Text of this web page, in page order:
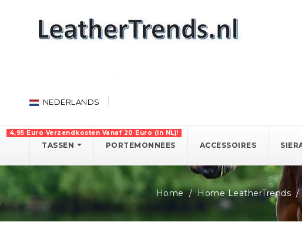
NEDERLANDS
TASSEN PORTEMONNEES
4,95 Euro Verzendkosten Vanaf 20 Euro (in NL)!
ACCESSOIRES
Home Home LeatherTrends